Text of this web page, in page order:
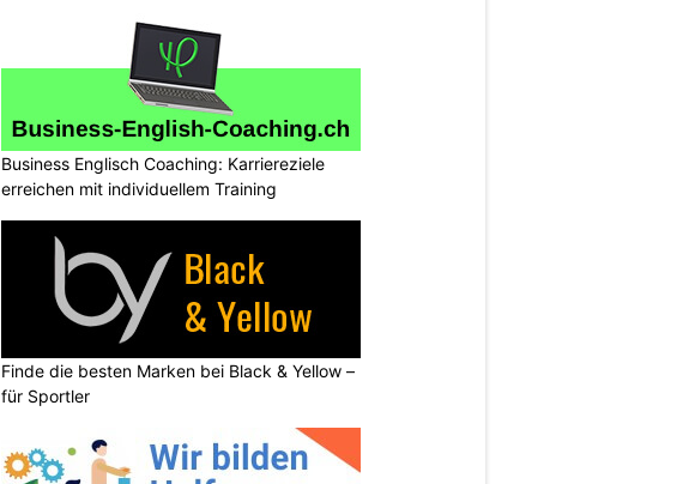
Business Englisch Coaching: Karriereziele
erreichen mit individuellem Training
Finde die besten Marken bei Black & Yellow –
für Sportler